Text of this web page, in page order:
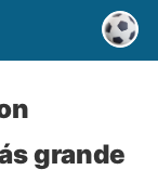
grande